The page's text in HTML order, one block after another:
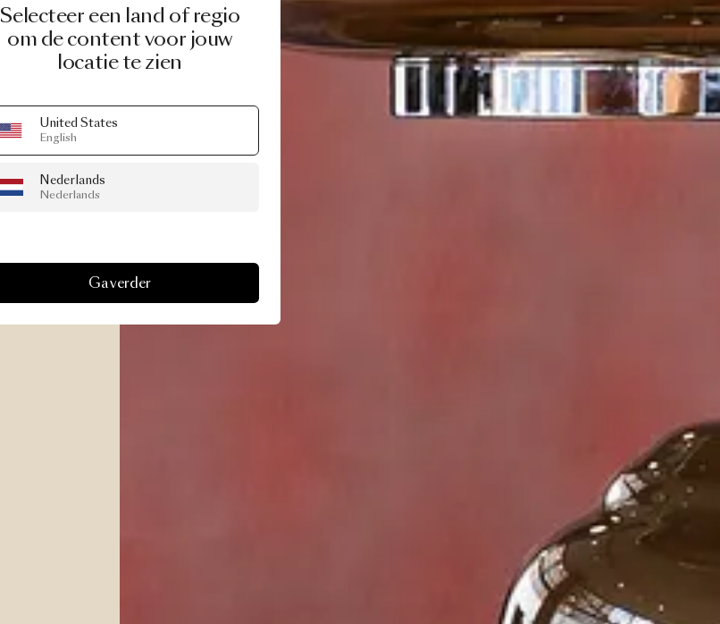
Selecteer een land of regio
om de content voor jouw
locatie te zien
United States
English
Nederlands
Nederlands
Ga verder